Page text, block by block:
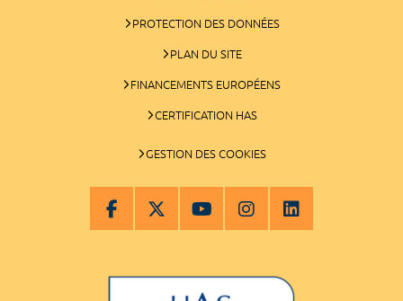
PROTECTION DES DONNÉES
PLAN DU SITE
FINANCEMENTS EUROPÉENS
CERTIFICATION HAS
GESTION DES COOKIES